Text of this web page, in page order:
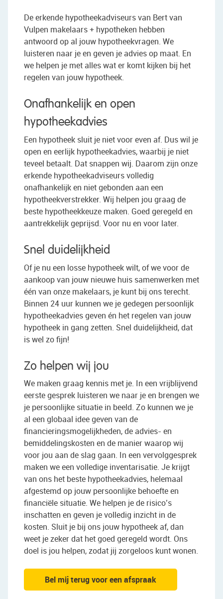
De erkende hypotheekadviseurs van Bert van
Vulpen makelaars + hypotheken hebben
antwoord op al jouw hypotheekvragen. We
luisteren naar je en geven je advies op maat. En
we helpen je met alles wat er komt kijken bij het
regelen van jouw hypotheek.
Onafhankelijk en open
hypotheekadvies
Een hypotheek sluit je niet voor even af. Dus wil je
open en eerlijk hypotheekadvies, waarbij je niet
teveel betaalt. Dat snappen wij. Daarom zijn onze
erkende hypotheekadviseurs volledig
onafhankelijk en niet gebonden aan een
hypotheekverstrekker. Wij helpen jou graag de
beste hypotheekkeuze maken. Goed geregeld en
aantrekkelijk geprijsd. Voor nu en voor later.
Snel duidelijkheid
Of je nu een losse hypotheek wilt, of we voor de
aankoop van jouw nieuwe huis samenwerken met
één van onze makelaars, je kunt bij ons terecht.
Binnen 24 uur kunnen we je gedegen persoonlijk
hypotheekadvies geven én het regelen van jouw
hypotheek in gang zetten. Snel duidelijkheid, dat
is wel zo fijn!
Zo helpen wij jou
We maken graag kennis met je. In een vrijblijvend
eerste gesprek luisteren we naar je en brengen we
je persoonlijke situatie in beeld. Zo kunnen we je
al een globaal idee geven van de
financieringsmogelijkheden, de advies- en
bemiddelingskosten en de manier waarop wij
voor jou aan de slag gaan. In een vervolggesprek
maken we een volledige inventarisatie. Je krijgt
van ons het beste hypotheekadvies, helemaal
afgestemd op jouw persoonlijke behoefte en
financiële situatie. We helpen je de risico’s
inschatten en geven je volledig inzicht in de
kosten. Sluit je bij ons jouw hypotheek af, dan
weet je zeker dat het goed geregeld wordt. Ons
doel is jou helpen, zodat jij zorgeloos kunt wonen.
Bel mij terug voor een afspraak